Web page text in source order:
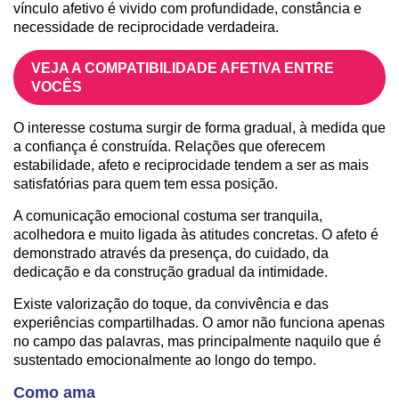
vínculo afetivo é vivido com profundidade, constância e
necessidade de reciprocidade verdadeira.
VEJA A COMPATIBILIDADE AFETIVA ENTRE
VOCÊS
O interesse costuma surgir de forma gradual, à medida que
a confiança é construída. Relações que oferecem
estabilidade, afeto e reciprocidade tendem a ser as mais
satisfatórias para quem tem essa posição.
A comunicação emocional costuma ser tranquila,
acolhedora e muito ligada às atitudes concretas. O afeto é
demonstrado através da presença, do cuidado, da
dedicação e da construção gradual da intimidade.
Existe valorização do toque, da convivência e das
experiências compartilhadas. O amor não funciona apenas
no campo das palavras, mas principalmente naquilo que é
sustentado emocionalmente ao longo do tempo.
Como ama